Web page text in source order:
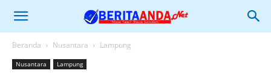
Beranda Nusantara Lampung
Nusantara Lampung